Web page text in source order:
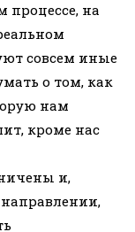
процессе, на
совсем иные
о том, как
нам
кроме нас
и,